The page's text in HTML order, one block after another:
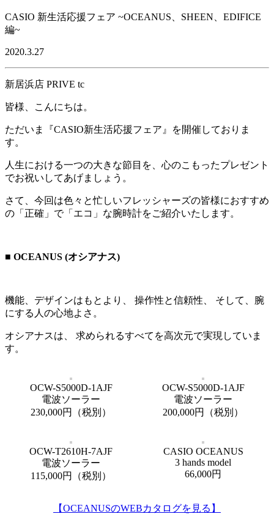
CASIO 新生活応援フェア ~OCEANUS、SHEEN、EDIFICE
編~
2020.3.27
新居浜店 PRIVE tc
皆様、こんにちは。
ただいま『CASIO新生活応援フェア』を開催しておりま
す。
人生における一つの大きな節目を、心のこもったプレゼント
でお祝いしてあげましょう。
さて、今回は色々と忙しいフレッシャーズの皆様におすすめ
の「正確」で「エコ」な腕時計をご紹介いたします。
■ OCEANUS (オシアナス)
機能、デザインはもとより、 操作性と信頼性、
そして、腕
にする人の心地よさ。
オシアナスは、
求められるすべてを高次元で実現していま
す。
OCW-S5000D-1AJF
電波ソーラー
230,000円（税別）
OCW-S5000D-1AJF
電波ソーラー
200,000円（税別）
OCW-T2610H-7AJF
電波ソーラー
115,000円（税別）
CASIO OCEANUS
3 hands model
66,000円
【OCEANUSのWEBカタログを見る】